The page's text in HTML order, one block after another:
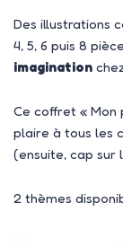
Des illustrations
4, 5, 6 puis 8
imagination
Ce coffret « Mon
plaire à tous les
(ensuite, cap sur
2 thèmes